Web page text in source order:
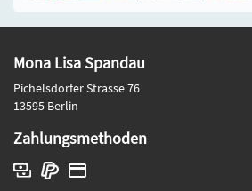
Mona Lisa Spandau
Pichelsdorfer Strasse 76
13595 Berlin
Zahlungsmethoden